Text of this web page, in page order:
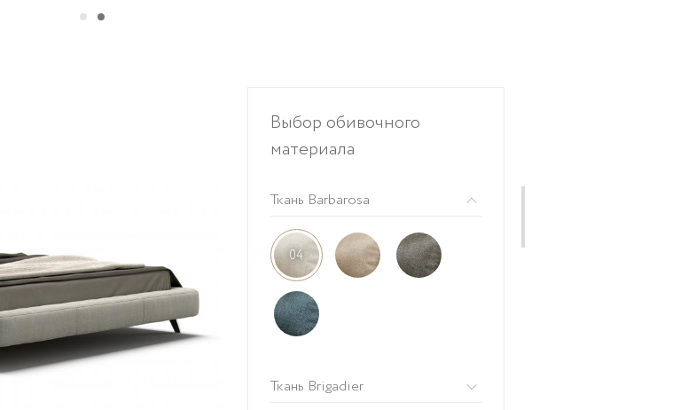
Выбор обивочного
материала
Ткань Barbarosa
04
Ткань Brigadier